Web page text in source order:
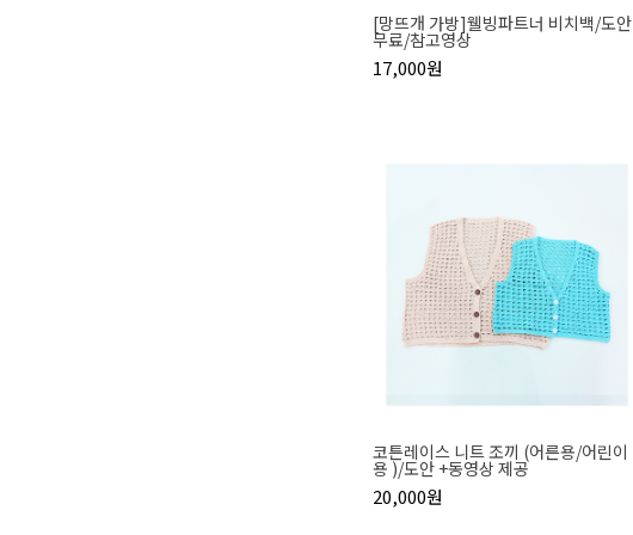
[망뜨개 가방]웰빙파트너 비치백/도안
무료/참고영상
17,000원
코튼레이스 니트 조끼 (어른용/어린이
용 )/도안 +동영상 제공
20,000원